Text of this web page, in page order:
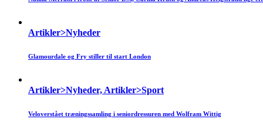
Artikler>Nyheder
Glamourdale og Fry stiller til start London
Artikler>Nyheder, Artikler>Sport
Veloverstået træningssamling i seniordressuren med Wolfram Wittig